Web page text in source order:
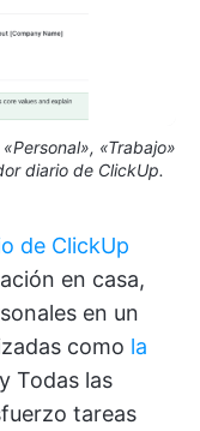
«Trabajo»
diario de ClickUp.
de ClickUp
en casa,
en un
como la
y Todas las
tareas